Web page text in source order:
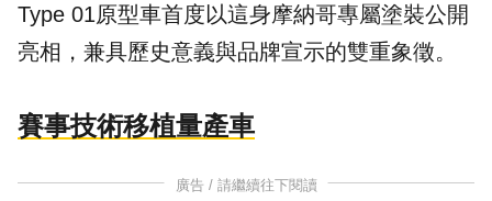
Type 01原型車首度以這身摩納哥專屬塗裝公開
亮相，兼具歷史意義與品牌宣示的雙重象徵。
賽事技術移植量產車
廣告 / 請繼續往下閱讀